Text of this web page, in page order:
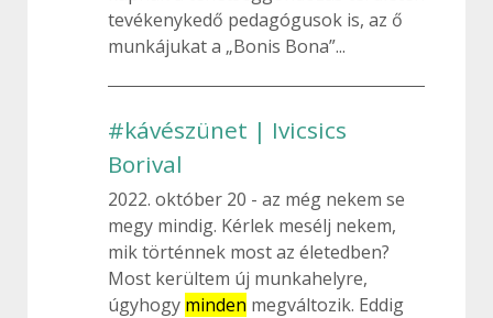
tevékenykedő pedagógusok is, az ő
munkájukat a „Bonis Bona”...
#kávészünet | Ivicsics
Borival
2022. október 20
az még nekem se
megy mindig. Kérlek mesélj nekem,
mik történnek most az életedben?
Most kerültem új munkahelyre,
úgyhogy minden megváltozik. Eddig